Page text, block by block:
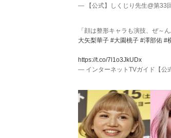
— 【公式】しくじり先生@第33
「顔は整形キャラも演技、ぜ～
大矢梨華子 #大園桃子 #澤部佑 #
https://t.co/7l1o3JkUDx
— インターネットTVガイド【公